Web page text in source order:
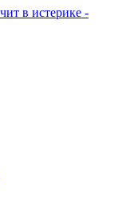
в истерике -